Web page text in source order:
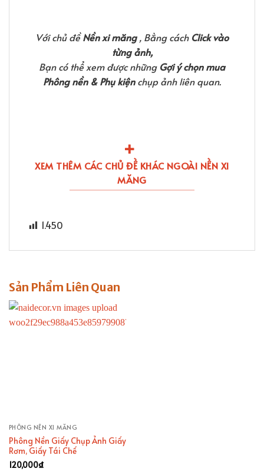
Với chủ đềNền xi măng, Bằng cách Click vào
từng ảnh,
Bạn có thể xem được những Gợi ý chọn mua
Phông nền & Phụ kiệnchụp ảnh liên quan.
XEM THÊM CÁC CHỦ ĐỀ KHÁC NGOÀI NỀN XI
MĂNG
1.450
Sản Phẩm Liên Quan
PHÔNG NỀN XI MĂNG
Phông Nền Giấy Chụp Ảnh Giấy
Rơm, Giấy Tái Chế
120,000₫